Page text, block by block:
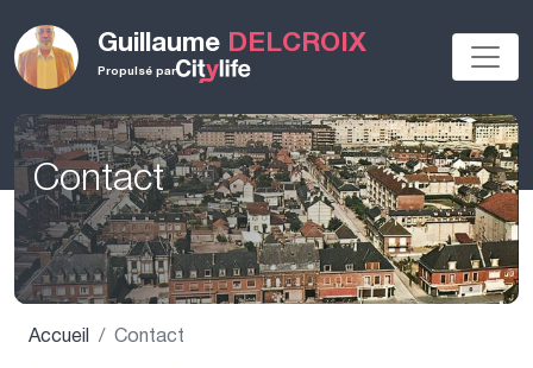
Guillaume DELCROIX
Propulsé par
Contact
Accueil
Contact